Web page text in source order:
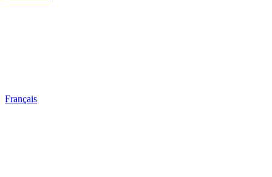
Français